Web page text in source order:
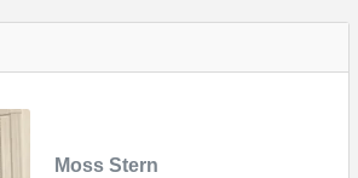
Moss Stern